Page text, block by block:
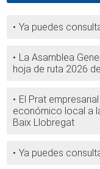
Ya puedes
La Asamblea
hoja de ruta 2026
El Prat
económico local a
Baix Llobregat
Ya puedes